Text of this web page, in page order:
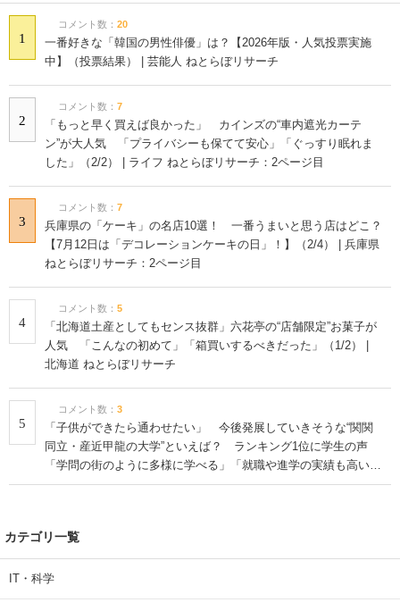
1
コメント数： 20
一番好きな「韓国の男性俳優」は？【2026年版・人気投票実施
中】（投票結果） | 芸能人 ねとらぼリサーチ
2
コメント数： 7
「もっと早く買えば良かった」 カインズの“車内遮光カーテ
ン”が大人気 「プライバシーも保てて安心」「ぐっすり眠れま
した」（2/2） | ライフ ねとらぼリサーチ：2ページ目
3
コメント数： 7
兵庫県の「ケーキ」の名店10選！ 一番うまいと思う店はどこ？
【7月12日は「デコレーションケーキの日」！】（2/4） | 兵庫県
ねとらぼリサーチ：2ページ目
4
コメント数： 5
「北海道土産としてもセンス抜群」六花亭の“店舗限定”お菓子が
人気 「こんなの初めて」「箱買いするべきだった」（1/2） |
北海道 ねとらぼリサーチ
5
コメント数： 3
「子供ができたら通わせたい」 今後発展していきそうな“関関
同立・産近甲龍の大学”といえば？ ランキング1位に学生の声
「学問の街のように多様に学べる」「就職や進学の実績も高い」
| 大学 ねとらぼリサーチ
カテゴリ一覧
IT・科学